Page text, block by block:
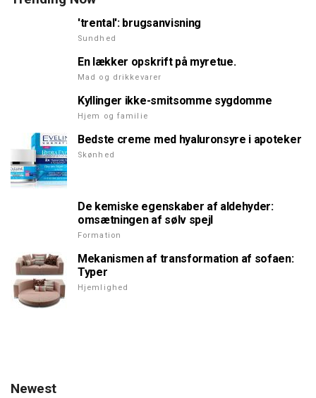
'trental': brugsanvisning
Sundhed
En lækker opskrift på myretue.
Mad og drikkevarer
Kyllinger ikke-smitsomme sygdomme
Hjem og familie
Bedste creme med hyaluronsyre i apoteker
Skønhed
De kemiske egenskaber af aldehyder:
omsætningen af sølv spejl
Formation
Mekanismen af transformation af sofaen:
Typer
Hjemlighed
Newest